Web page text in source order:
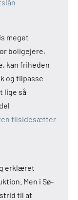
meget
boligejere,
kan friheden
og tilpasse
lige så
tilsidesætter
erklæret
Men i Sø-
til at